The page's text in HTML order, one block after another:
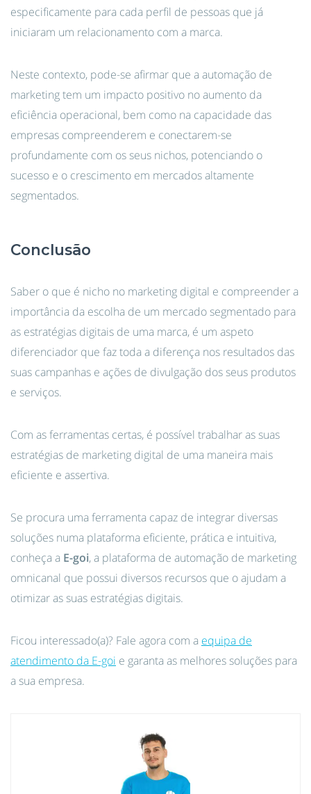
especificamente para cada perfil de pessoas que já
iniciaram um relacionamento com a marca.
Neste contexto, pode-se afirmar que a automação de
marketing tem um impacto positivo no aumento da
eficiência operacional, bem como na capacidade das
empresas compreenderem e conectarem-se
profundamente com os seus nichos, potenciando o
sucesso e o crescimento em mercados altamente
segmentados.
Conclusão
Saber o que é nicho no marketing digital e compreender a
importância da escolha de um mercado segmentado para
as estratégias digitais de uma marca, é um aspeto
diferenciador que faz toda a diferença nos resultados das
suas campanhas e ações de divulgação dos seus produtos
e serviços.
Com as ferramentas certas, é possível trabalhar as suas
estratégias de marketing digital de uma maneira mais
eficiente e assertiva.
Se procura uma ferramenta capaz de integrar diversas
soluções numa plataforma eficiente, prática e intuitiva,
conheça a E-goi, a plataforma de automação de marketing
omnicanal que possui diversos recursos que o ajudam a
otimizar as suas estratégias digitais.
Ficou interessado(a)? Fale agora com a equipa de
atendimento da E-goi e garanta as melhores soluções para
a sua empresa.